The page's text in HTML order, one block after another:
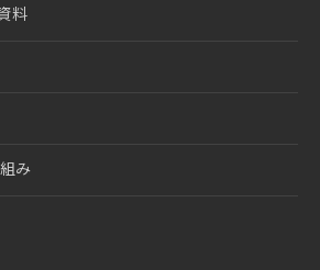
料
み